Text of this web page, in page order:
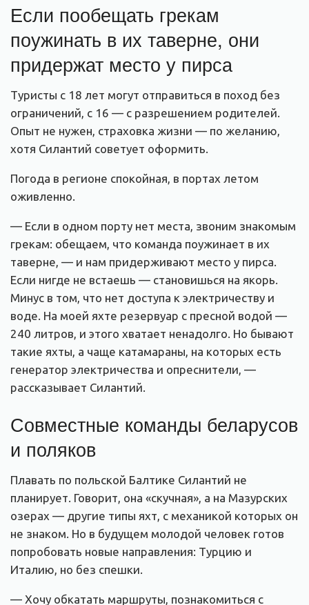
Если пообещать грекам
поужинать в их таверне, они
придержат место у пирса
Туристы с 18 лет могут отправиться в поход без
ограничений, с 16 — с разрешением родителей.
Опыт не нужен, страховка жизни — по желанию,
хотя Силантий советует оформить.
Погода в регионе спокойная, в портах летом
оживленно.
— Если в одном порту нет места, звоним знакомым
грекам: обещаем, что команда поужинает в их
таверне, — и нам придерживают место у пирса.
Если нигде не встаешь — становишься на якорь.
Минус в том, что нет доступа к электричеству и
воде. На моей яхте резервуар с пресной водой —
240 литров, и этого хватает ненадолго. Но бывают
такие яхты, а чаще катамараны, на которых есть
генератор электричества и опреснители, —
рассказывает Силантий.
Совместные команды беларусов
и поляков
Плавать по польской Балтике Силантий не
планирует. Говорит, она «скучная», а на Мазурских
озерах — другие типы яхт, с механикой которых он
не знаком. Но в будущем молодой человек готов
попробовать новые направления: Турцию и
Италию, но без спешки.
— Хочу обкатать маршруты, познакомиться с